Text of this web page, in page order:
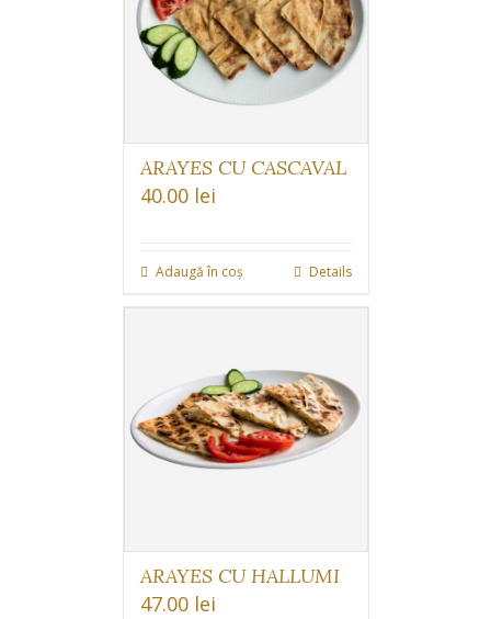
ARAYES CU CASCAVAL
40.00 lei
Adaugă în coș Details
ARAYES CU HALLUMI
47.00 lei